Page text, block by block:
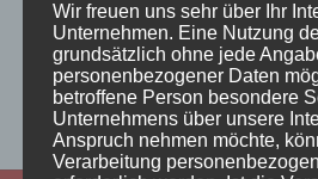
INKLUSION JETZT
Wir freuen uns sehr über Ihr
Unternehmen. Eine Nutzung
grundsätzlich ohne jede
personenbezogener Daten
betroffene Person besondere
Unternehmens über unsere
Anspruch nehmen möchte,
Verarbeitung